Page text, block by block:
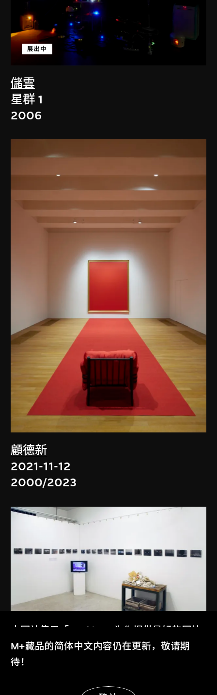
儲雲
展出中
星群 1
2006
顧德新
2021-11-12
2000/2023
胡慶雁
本网站使用「Cookies」为你提供最好的网站
体验。
了解更多
M+藏品的简体中文内容仍在更新，敬请期
待！
显示更多